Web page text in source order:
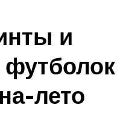
и
лето